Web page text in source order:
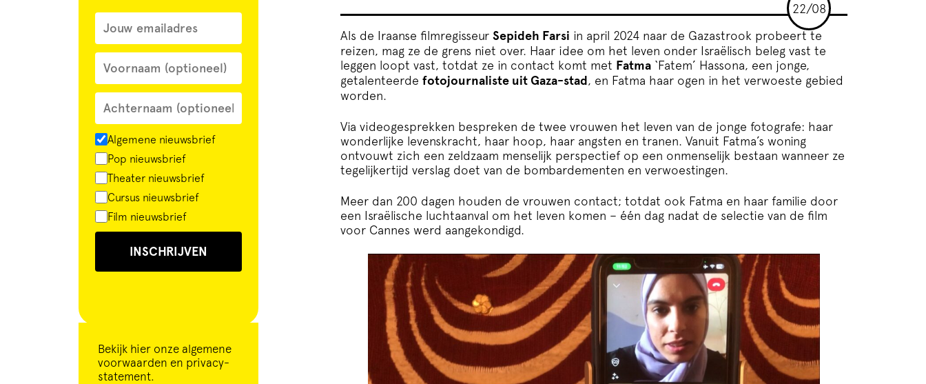
Algemene nieuwsbrief
Pop nieuwsbrief
Theater nieuwsbrief
Cursus nieuwsbrief
Film nieuwsbrief
INSCHRIJVEN
Bekijk hier onze algemene
voorwaarden en privacy-
statement.
22/08
Als de Iraanse filmregisseur Sepideh Farsi in april 2024 naar de Gazastrook probeert te
reizen, mag ze de grens niet over. Haar idee om het leven onder Israëlisch beleg vast te
leggen loopt vast, totdat ze in contact komt met Fatma ‘Fatem’ Hassona, een jonge,
getalenteerde fotojournaliste uit Gaza-stad, en Fatma haar ogen in het verwoeste gebied
worden.
Via videogesprekken bespreken de twee vrouwen het leven van de jonge fotografe: haar
wonderlijke levenskracht, haar hoop, haar angsten en tranen. Vanuit Fatma’s woning
ontvouwt zich een zeldzaam menselijk perspectief op een onmenselijk bestaan wanneer ze
tegelijkertijd verslag doet van de bombardementen en verwoestingen.
Meer dan 200 dagen houden de vrouwen contact; totdat ook Fatma en haar familie door
een Israëlische luchtaanval om het leven komen – één dag nadat de selectie van de film
voor Cannes werd aangekondigd.